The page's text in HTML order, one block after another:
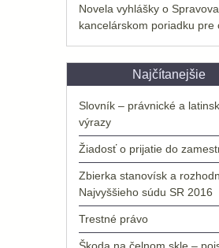
Novela vyhlášky o
kancelárskom poriadku pre
Najčítanejšie
Slovník – právnické a
výrazy
Žiadosť o prijatie do
Zbierka stanovísk a
Najvyššieho súdu SR 2016
Trestné právo
Škoda na čelnom skle –